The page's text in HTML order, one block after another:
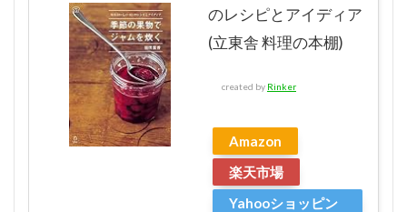
のレシピとアイディア
(立東舎 料理の本棚)
created by Rinker
Amazon
楽天市場
Yahooショッピン